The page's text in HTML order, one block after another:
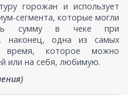
горожан и использует
сегмента, которые могли
сумму в чеке при
наконец, одна из самых
время, которое можно
или на себя, любимую.